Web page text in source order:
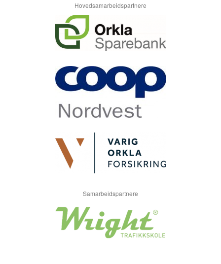
Hovedsamarbeidspartnere
Samarbeidspartnere